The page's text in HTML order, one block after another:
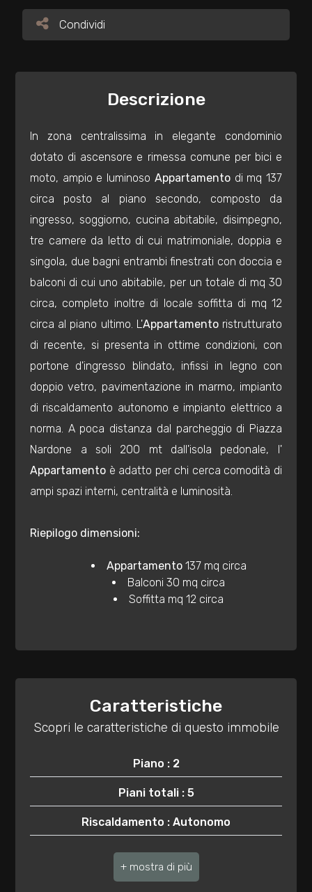
Condividi
Condividi
Descrizione
In zona centralissima in elegante condominio
dotato di ascensore e rimessa comune per bici e
moto, ampio e luminoso Appartamentodi mq 137
circa posto al piano secondo, composto da
ingresso, soggiorno, cucina abitabile, disimpegno,
tre camere da letto di cui matrimoniale, doppia e
singola, due bagni entrambi finestrati con doccia e
balconi di cui uno abitabile, per un totale di mq 30
circa, completo inoltre di locale soffitta di mq 12
circa al piano ultimo. L'Appartamentoristrutturato
di recente, si presenta in ottime condizioni, con
portone d'ingresso blindato, infissi in legno con
doppio vetro, pavimentazione in marmo, impianto
di riscaldamento autonomo e impianto elettrico a
norma. A poca distanza dal parcheggio di Piazza
Nardone a soli 200 mt dall'isola pedonale, l'
Appartamento è adatto per chi cerca comodità di
ampi spazi interni, centralità e luminosità.
Riepilogo dimensioni:
Appartamento137 mq circa
Balconi 30 mq circa
Soffitta mq 12 circa
Caratteristiche
Scopri le caratteristiche di questo immobile
Piano : 2
Piani totali : 5
Riscaldamento : Autonomo
Ascensore : Si
Anno di costruzione : 1972
Industriali
Terreni
Totale
mq
Locali
minimi
minimi